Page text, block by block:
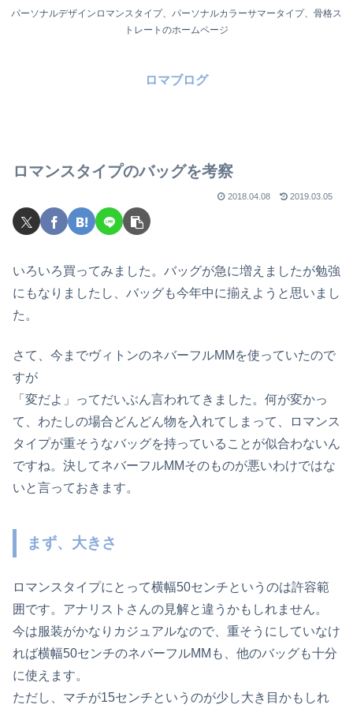
パーソナルデザインロマンスタイプ、パーソナルカラーサマータイプ、骨格ス
トレートのホームページ
ロマブログ
ロマンスタイプのバッグを考察
2018.04.08 2019.03.05
いろいろ買ってみました。バッグが急に増えましたが勉強
にもなりましたし、バッグも今年中に揃えようと思いまし
た。
さて、今までヴィトンのネバーフルMMを使っていたので
すが
「変だよ」ってだいぶん言われてきました。何が変かっ
て、わたしの場合どんどん物を入れてしまって、
ロマンス
タイプが重そうなバッグを持っていることが似合わないん
ですね。決してネバーフルMMそのものが悪いわけではな
いと言っておきます。
まず、大きさ
ロマンスタイプにとって横幅50センチというのは許容範
囲です。アナリストさんの見解と違うかもしれません。
今は服装がかなりカジュアルなので、重そうにしていなけ
れば横幅50センチのネバーフルMMも、他のバッグも十分
に使えます。
ただし、マチが15センチというのが少し大き目かもしれ